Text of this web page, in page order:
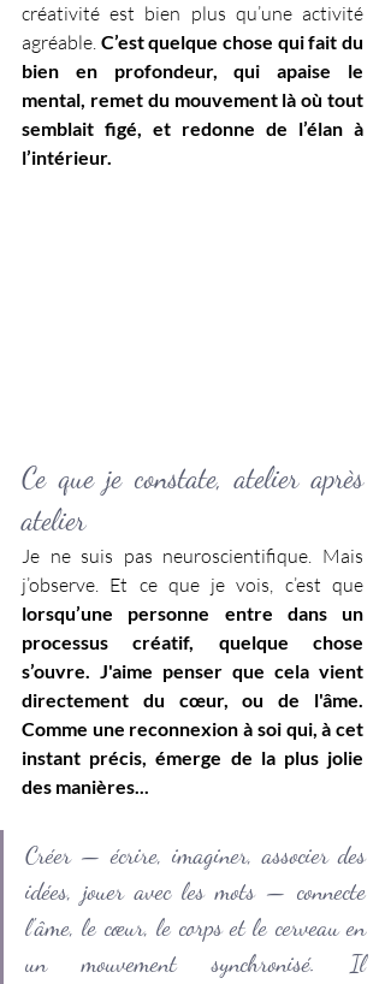
créativité est bien plus qu’une activité
agréable. C’est quelque chose qui fait du
bien en profondeur, qui apaise le
mental, remet du mouvement là où tout
semblait figé, et redonne de l’élan à
l’intérieur.
Ce que je constate, atelier après
atelier
Je ne suis pas neuroscientifique. Mais
lorsqu’une personne entre dans un
processus créatif, quelque chose
s’ouvre. J'aime penser que cela vient
directement du cœur, ou de l'âme.
Comme une reconnexion à soi qui, à cet
instant précis, émerge de la plus jolie
des manières...
Créer — écrire, imaginer, associer des
idées, jouer avec les mots — connecte
l'âme, le cœur, le corps et le cerveau en
un mouvement synchronisé. Il